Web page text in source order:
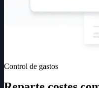
Control de gastos